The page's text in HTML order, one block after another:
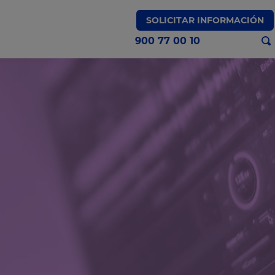
SOLICITAR INFORMACIÓN
900 77 00 10